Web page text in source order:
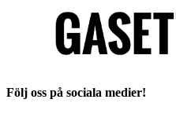
Följ oss på sociala medier!